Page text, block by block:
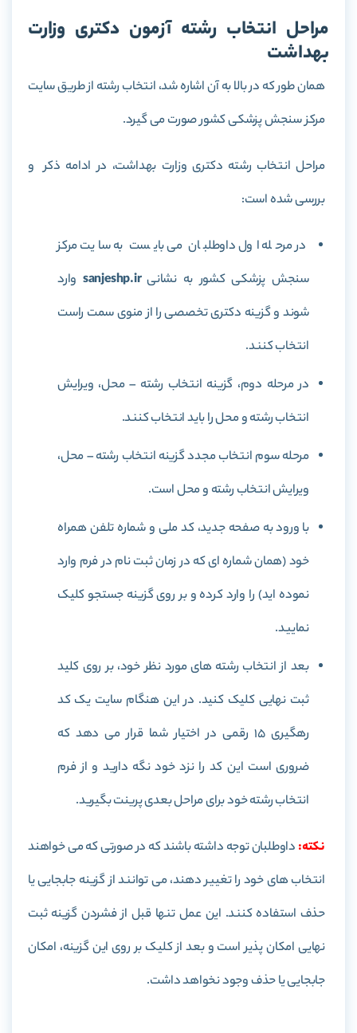
مراحل انتخاب رشته آزمون دکتری وزارت
بهداشت
همان طور که در بالا به آن اشاره شد، انتخاب رشته از طریق سایت
مرکز سنجش پزشکی کشور صورت می گیرد.
مراحل انتخاب رشته دکتری وزارت بهداشت، در ادامه ذکر و
بررسی شده است:
در مرحله اول داوطلبان می بایست به سایت مرکز
سنجش پزشکی کشور به نشانیsanjeshp.ir وارد
شوند و گزینه دکتری تخصصی را از منوی سمت راست
انتخاب کنند.
در مرحله دوم، گزینه انتخاب رشته – محل، ویرایش
انتخاب رشته و محل را باید انتخاب کنند.
مرحله سوم انتخاب مجدد گزینه انتخاب رشته – محل،
ویرایش انتخاب رشته و محل است.
با ورود به صفحه جدید، کد ملی و شماره تلفن همراه
خود (همان شماره ای که در زمان ثبت نام در فرم وارد
نموده اید) را وارد کرده و بر روی گزینه جستجو کلیک
نمایید.
بعد از انتخاب رشته های مورد نظر خود، بر روی کلید
ثبت نهایی کلیک کنید. در این هنگام سایت یک کد
رهگیری 15 رقمی در اختیار شما قرار می دهد که
ضروری است این کد را نزد خود نگه دارید و از فرم
انتخاب رشته خود برای مراحل بعدی پرینت بگیرید.
نکته: داوطلبان توجه داشته باشند که در صورتی که می خواهند
انتخاب های خود را تغییر دهند، می توانند از گزینه جابجایی یا
حذف استفاده کنند. این عمل تنها قبل از فشردن گزینه ثبت
نهایی امکان پذیر است و بعد از کلیک بر روی این گزینه، امکان
جابجایی یا حذف وجود نخواهد داشت.